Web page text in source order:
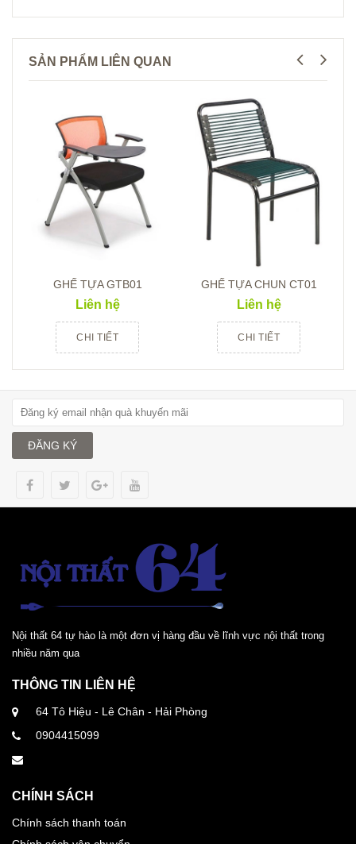
SẢN PHẨM LIÊN QUAN
GHẾ TỰA GTB01
Liên hệ
CHI TIẾT
GHẾ TỰA CHUN CT01
Liên hệ
CHI TIẾT
ĐĂNG KÝ
Nội thất 64 tự hào là một đơn vị hàng đầu về lĩnh vực nội thất trong
nhiều năm qua
THÔNG TIN LIÊN HỆ
64 Tô Hiệu - Lê Chân - Hải Phòng
0904415099
CHÍNH SÁCH
Chính sách thanh toán